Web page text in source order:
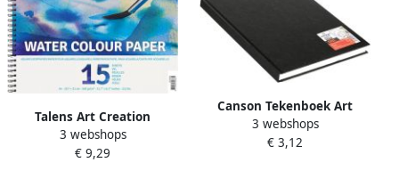
Talens Art Creation
aquarelpapier 240 g ft 21 x
29 7 cm A4 blok van 15 vel
3 webshops
€ 9,29
Canson Tekenboek Art
Dummy 102x152mm 100gr
100 vel
3 webshops
€ 3,12